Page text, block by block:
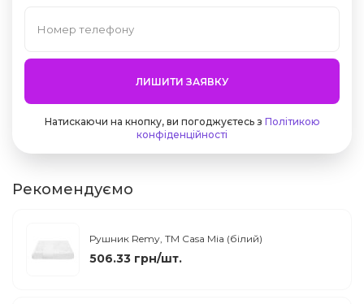
ЛИШИТИ ЗАЯВКУ
Натискаючи на кнопку, ви погоджуєтесь з Політикою
конфіденційності
Рекомендуємо
Рушник Remy, TM Casa Mia (білий)
506.33 грн/шт.